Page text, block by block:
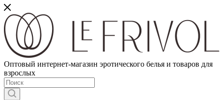
Оптовый интернет-магазин эротического белья и товаров для
взрослых